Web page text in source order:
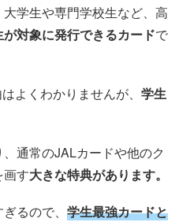
大学生や専門学校生など、高
対象に発行できるカードで
よくわかりませんが、 学生
通常のJALカードや他のク
画す大きな特典があります。
るので、 学生最強カードと